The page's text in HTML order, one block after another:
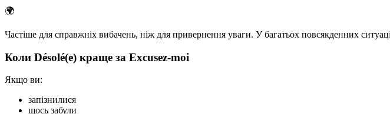
🌍
Частіше для справжніх вибачень, ніж для привернення уваги. У багатьох повсякденних
Коли Désolé(e) краще за Excusez-moi
Якщо ви:
запізнилися
щось забули